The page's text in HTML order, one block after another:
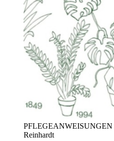
Reinhardt